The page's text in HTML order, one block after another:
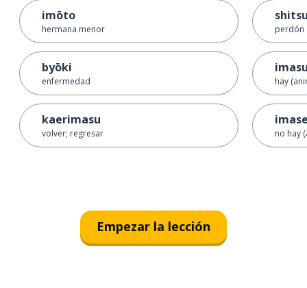
imōto
hermana menor
byōki
enfermedad
kaerimasu
volver; regresar
perdón
hay
no hay
Empezar la lección